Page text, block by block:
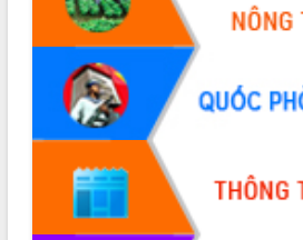
Du lịch Đắk Lắk nâng tầm trải nghiệm
du khách thông qua Hệ thống cơ sở dữ
Tập huấn ứng dụng trí tuệ nhân tạo (AI)
trong thương mại điện tử năm 2026
Đoàn đại biểu Quốc hội tỉnh Đắk Lắk
trao đổi thông tin trước Kỳ họp thứ
nhất, Quốc hội khóa XVI
Quyết liệt cải cách hành chính, khơi
thông nguồn lực phát triển